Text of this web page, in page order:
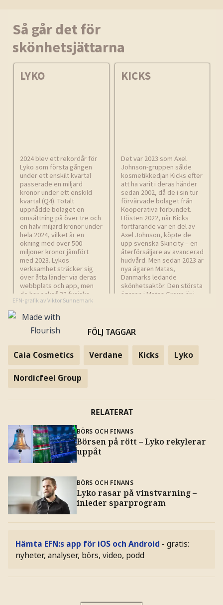
FÖLJ TAGGAR
Caia Cosmetics Verdane Kicks Lyko
Nordicfeel Group
RELATERAT
BÖRS OCH FINANS
Börsen på rött – Lyko rekylerar
uppåt
BÖRS OCH FINANS
Lyko rasar på vinstvarning –
inleder sparprogram
Hämta EFN:s app för iOS och Android - gratis:
nyheter, analyser, börs, video, podd